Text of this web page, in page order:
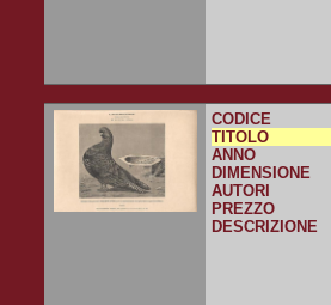
CODICE
TITOLO
ANNO
DIMENSIONE
AUTORI
PREZZO
DESCRIZIONE